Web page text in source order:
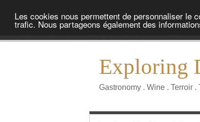
Les cookies nous permettent de personnaliser le
trafic. Nous partageons également des
Exploring
Gastronomy . Wine . Terroir .